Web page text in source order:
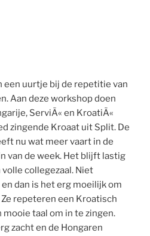
een uurtje bij de repetitie van
Aan deze workshop doen
ServiÃ« en KroatiÃ«
zingende Kroaat uit Split. De
nu wat meer vaart in de
van de week. Het blijft lastig
collegezaal. Niet
dan is het erg moeilijk om
repeteren een Kroatisch
mooie taal om in te zingen.
zacht en de Hongaren